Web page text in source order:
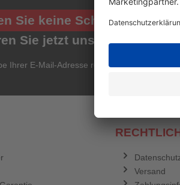
Sie keine Schnäppchen
Sie jetzt unseren
Ihrer E-Mail-Adresse registrieren Sie sich
Versand